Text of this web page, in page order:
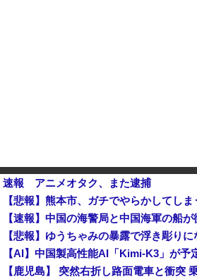
速報 アニメオタク、また逮捕
【悲報】熊本市、ガチでやらかしてしま